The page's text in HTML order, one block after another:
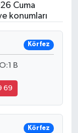
Cuma
konumları
Körfez
B
69
Körfez